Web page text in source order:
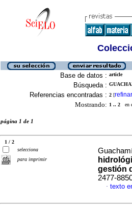
Base de datos : article
Búsqueda :
Referencias encontradas : 2 [refinar
Mostrando: 1 .. 2 en
página 1 de 1
1 / 2
selecciona
para imprimir
gestión
2477-
· texto